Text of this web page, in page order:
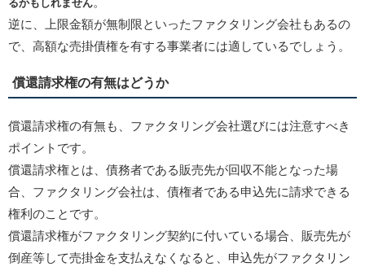
るかもしれません
逆に、上限金額が無制限といったファクタリング会社もあるの
で、高額な売掛債権を有する事業者には適しているでしょう。
償還請求権の有無はどうか
償還請求権の有無も、ファクタリング会社選びには注意すべき
ポイントです。
償還請求権とは、債務者である販売先が回収不能となった場
合、ファクタリング会社は、債権者である申込先に請求できる
権利のことです。
償還請求権がファクタリング契約に付いている場合、販売先が
倒産等して売掛金を支払えなくなると、申込先がファクタリン